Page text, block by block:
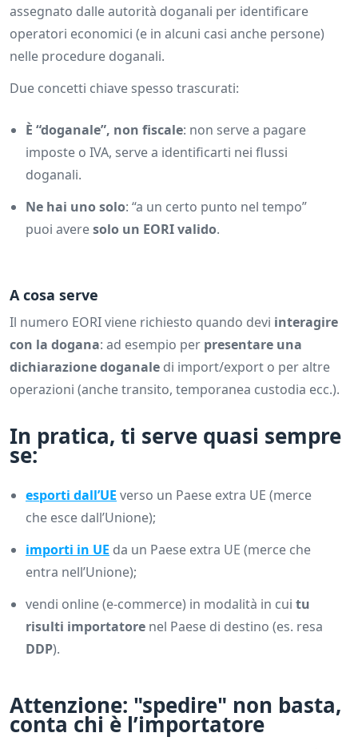
assegnato dalle autorità doganali per identificare
operatori economici (e in alcuni casi anche persone)
nelle procedure doganali.
Due concetti chiave spesso trascurati:
È “doganale”, non fiscale: non serve a pagare
imposte o IVA, serve a identificarti nei flussi
doganali.
Ne hai uno solo: “a un certo punto nel tempo”
puoi averesolo un EORI valido.
A cosa serve
Il numero EORI viene richiesto quando devi interagire
con la dogana: ad esempio per presentare una
dichiarazione doganale di import/export o per altre
operazioni (anche transito, temporanea custodia ecc.).
In pratica, ti serve quasi sempre
se:
esporti dall’UE verso un Paese extra UE (merce
che esce dall’Unione);
importi in UE da un Paese extra UE (merce che
entra nell’Unione);
vendi online (e-commerce) in modalità in cui tu
risulti importatore nel Paese di destino (es. resa
DDP).
Attenzione: "spedire" non basta,
conta chi è l’importatore